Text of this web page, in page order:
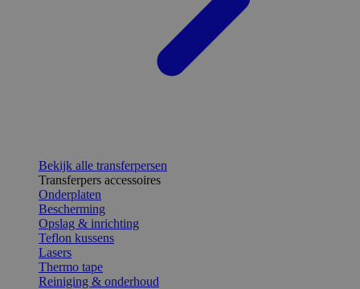
Bekijk alle transferpersen
Transferpers accessoires
Onderplaten
Bescherming
Opslag & inrichting
Teflon kussens
Lasers
Thermo tape
Reiniging & onderhoud